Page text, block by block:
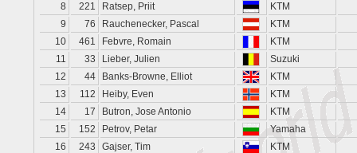
8
221 Ratsep, Priit
KTM
9
76 Rauchenecker, Pascal
KTM
10
461 Febvre, Romain
KTM
11
33 Lieber, Julien
Suzuki
12
44 Banks-Browne, Elliot
KTM
13
112 Heiby, Even
KTM
14
17 Butron, Jose Antonio
KTM
15
152 Petrov, Petar
Yamaha
16
243 Gajser, Tim
KTM